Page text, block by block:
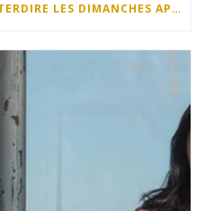
QUELQU’UN DEVRAIT INTERDIRE LES DIMANCHES APRÈS-MIDI